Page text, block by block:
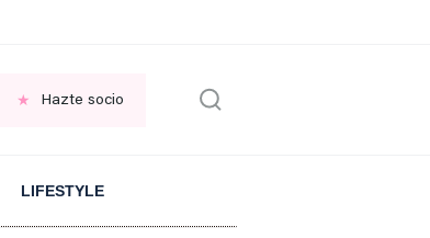
piden PERDÓN por todo
Hazte socio
LIFESTYLE